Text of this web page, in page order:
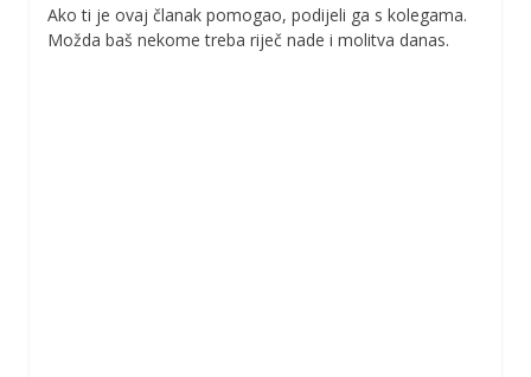
Ako ti je ovaj članak pomogao, podijeli ga s kolegama.
Možda baš nekome treba riječ nade i molitva danas.